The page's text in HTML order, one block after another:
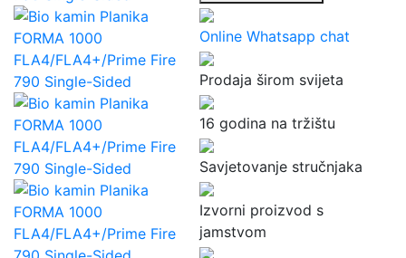
Online Whatsapp chat
Prodaja širom svijeta
16 godina na tržištu
Savjetovanje stručnjaka
Izvorni proizvod s
jamstvom